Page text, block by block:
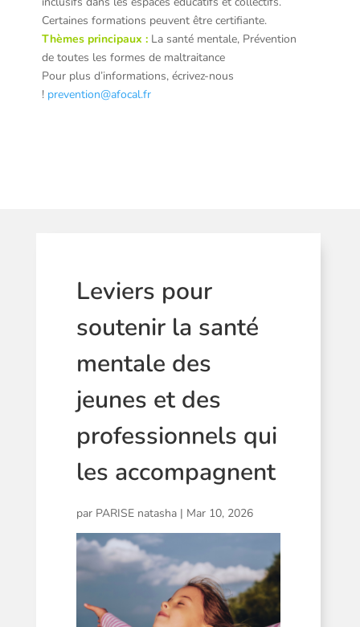
Certaines formations peuvent être certifiante.
Thèmes principaux :La santé mentale, Prévention
de toutes les formes de maltraitance
Pour plus d’informations, écrivez-nous
! prevention@afocal.fr
Leviers pour
soutenir la santé
mentale des
jeunes et des
professionnels qui
les accompagnent
par PARISE natasha| Mar 10, 2026